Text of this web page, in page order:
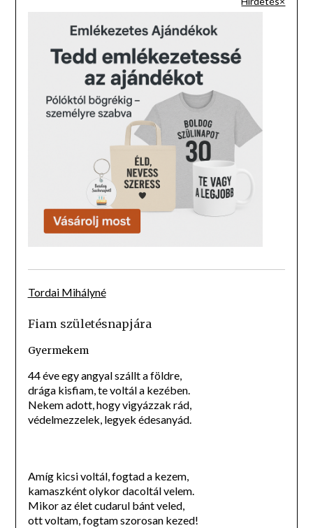
Tordai Mihályné
Fiam születésnapjára
Gyermekem
44 éve egy angyal szállt a földre,
drága kisfiam, te voltál a kezében.
Nekem adott, hogy vigyázzak rád,
védelmezzelek, legyek édesanyád.
Amíg kicsi voltál, fogtad a kezem,
kamaszként olykor dacoltál velem.
Mikor az élet cudarul bánt veled,
ott voltam, fogtam szorosan kezed!